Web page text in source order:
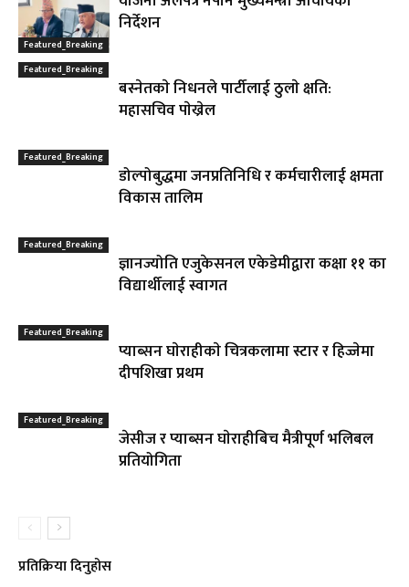
Featured_Breaking
निर्देशन
Featured_Breaking
बस्नेतकाे निधनले पार्टीलाई ठुलाे क्षति:
महासचिव पाेख्रेल
Featured_Breaking
डोल्पोबुद्धमा जनप्रतिनिधि र कर्मचारीलाई क्षमता
विकास तालिम
Featured_Breaking
ज्ञानज्योति एजुकेसनल एकेडेमीद्वारा कक्षा ११ का
विद्यार्थीलाई स्वागत
Featured_Breaking
प्याब्सन घाेराहीकाे चित्रकलामा स्टार र हिज्जेमा
दीपशिखा प्रथम
Featured_Breaking
जेसीज र प्याब्सन घाेराहीबिच मैत्रीपूर्ण भलिबल
प्रतियोगिता
प्रतिक्रिया दिनुहोस